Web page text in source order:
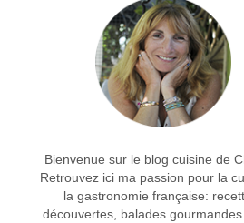
Bienvenue sur le blog cuisine de
Retrouvez ici ma passion pour la
la gastronomie française:
découvertes, balades